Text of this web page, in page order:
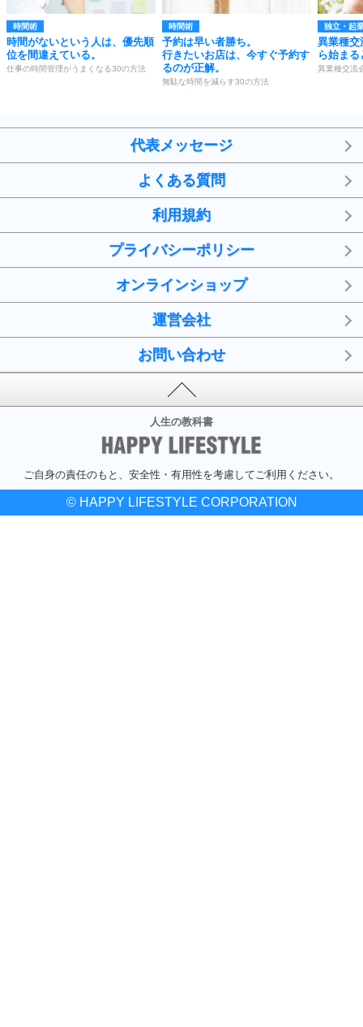
時間術
時間がないという人は、優先順
位を間違えている。
仕事の時間管理がうまくなる30の方法
時間術
予約は早い者勝ち。
行きたいお店は、今すぐ予約す
るのが正解。
無駄な時間を減らす30の方法
独立・起
異業種交
ら始ま
異業種交流
代表メッセージ
よくある質問
利用規約
プライバシーポリシー
オンラインショップ
運営会社
お問い合わせ
人生の教科書
ご自身の責任のもと、安全性・有用性を考慮してご利用ください。
© HAPPY LIFESTYLE CORPORATION